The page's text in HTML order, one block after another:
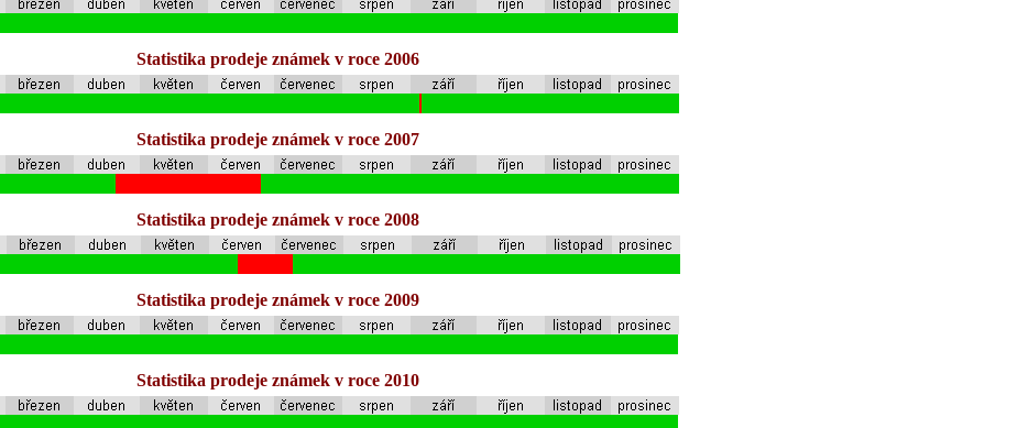
Statistika prodeje známek v roce 2006
Statistika prodeje známek v roce 2007
Statistika prodeje známek v roce 2008
Statistika prodeje známek v roce 2009
Statistika prodeje známek v roce 2010